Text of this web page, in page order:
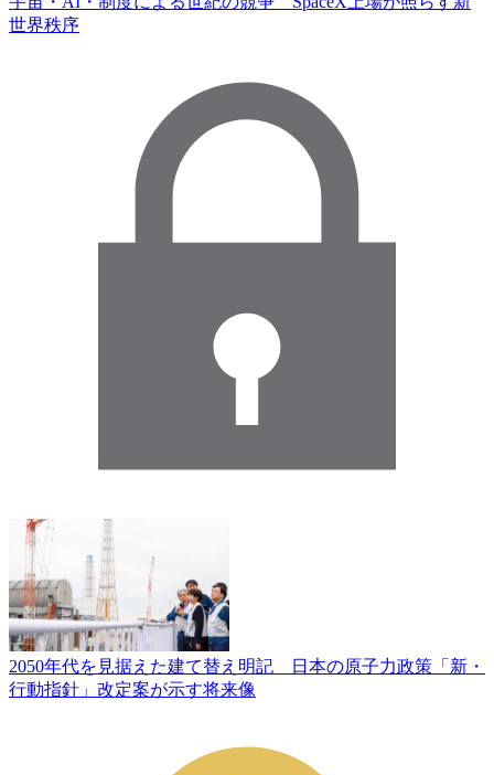
世界秩序
2050年代を見据えた建て替え明記 日本の原子力政策「新・
行動指針」改定案が示す将来像